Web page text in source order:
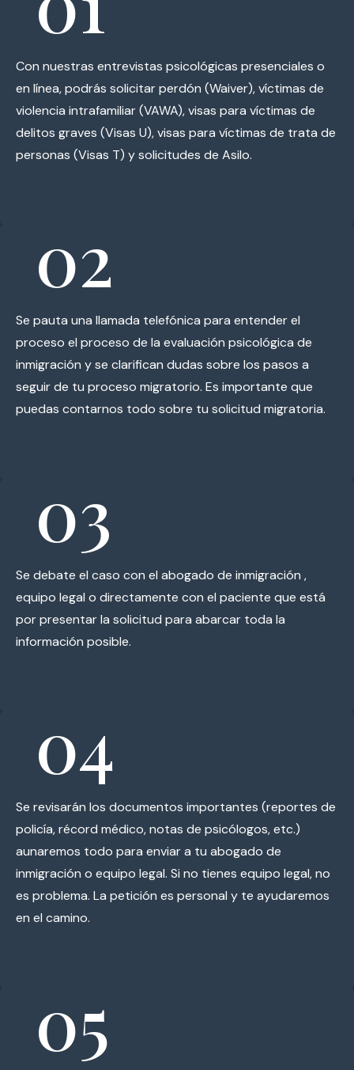
Con nuestras entrevistas psicológicas presenciales o
en línea, podrás solicitar perdón (Waiver), víctimas de
violencia intrafamiliar (VAWA), visas para víctimas de
delitos graves (Visas U), visas para víctimas de trata de
personas (Visas T) y solicitudes de Asilo.
02
Se pauta una llamada telefónica para entender el
proceso el proceso de la evaluación psicológica de
inmigración y se clarifican dudas sobre los pasos a
seguir de tu proceso migratorio. Es importante que
puedas contarnos todo sobre tu solicitud migratoria.
03
Se debate el caso con el abogado de inmigración ,
equipo legal o directamente con el paciente que está
por presentar la solicitud para abarcar toda la
información posible.
04
Se revisarán los documentos importantes (reportes de
policía, récord médico, notas de psicólogos, etc.)
aunaremos todo para enviar a tu abogado de
inmigración o equipo legal. Si no tienes equipo legal, no
es problema. La petición es personal y te ayudaremos
en el camino.
05